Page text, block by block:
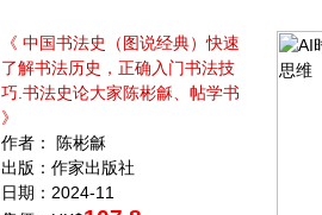
《 中国书法史（图说经典）快速
了解书法历史，正确入门书法技
巧.书法史论大家陈彬龢、帖学书
》
作者： 陈彬龢
出版：作家出版社
日期：2024-11